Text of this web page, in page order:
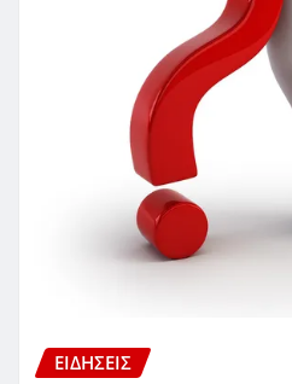
ΕΙΔΗΣΕΙΣ